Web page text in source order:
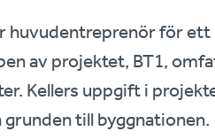
huvudentreprenör för
av projektet, BT1,
Kellers uppgift i
till byggnationen.